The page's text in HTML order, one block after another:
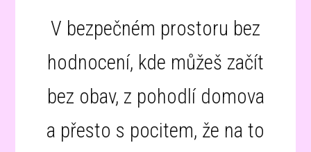
V bezpečném prostoru bez
hodnocení, kde můžeš začít
bez obav, z pohodlí domova
a přesto s pocitem, že na to